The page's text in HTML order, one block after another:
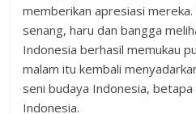
memberikan apresiasi mereka.
senang, haru dan bangga
Indonesia berhasil memukau
malam itu kembali
seni budaya Indonesia,
Indonesia.